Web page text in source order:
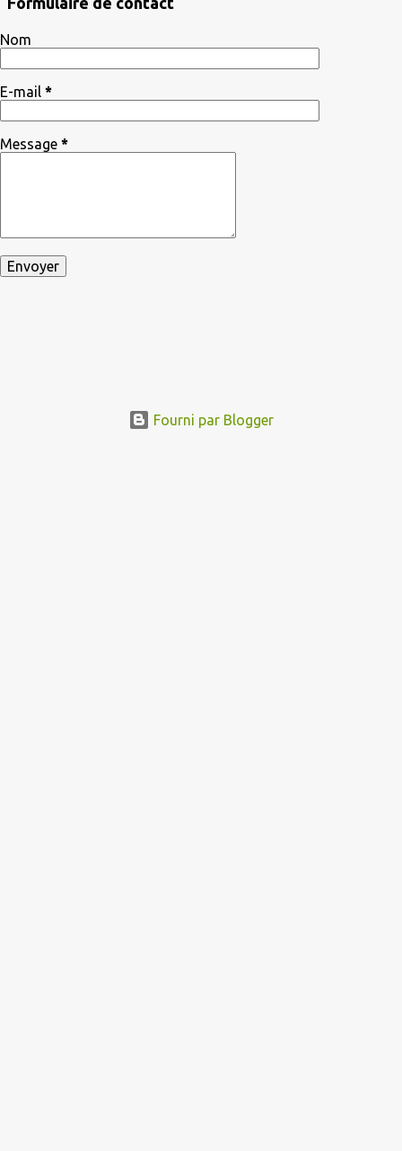
Nom
E-mail *
Message *
Fourni par Blogger